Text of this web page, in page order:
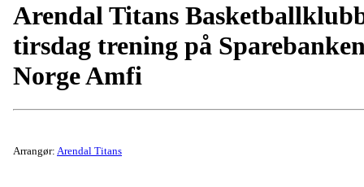
Arendal Titans
tirsdag trening på
Norge Amfi
Arrangør: Arendal Titans